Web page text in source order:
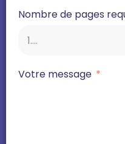
Nombre de pages
Votre message